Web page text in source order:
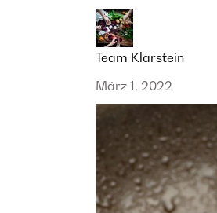
Team Klarstein
März 1, 2022